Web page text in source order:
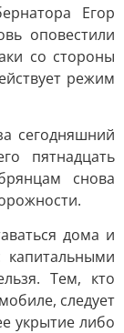
Егор
оповестили
со стороны
режим
сегодняшний
пятнадцать
снова
дома и
Тем, кто
следует
укрытие либо